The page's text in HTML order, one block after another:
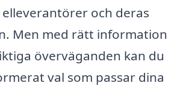
och deras
Men med rätt information
överväganden kan du
val som passar dina